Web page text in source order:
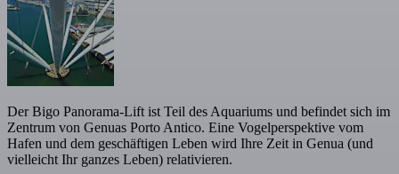
Der Bigo Panorama-Lift ist Teil des Aquariums und befindet sich im
Zentrum von Genuas Porto Antico. Eine Vogelperspektive vom
Hafen und dem geschäftigen Leben wird Ihre Zeit in Genua (und
vielleicht Ihr ganzes Leben) relativieren.